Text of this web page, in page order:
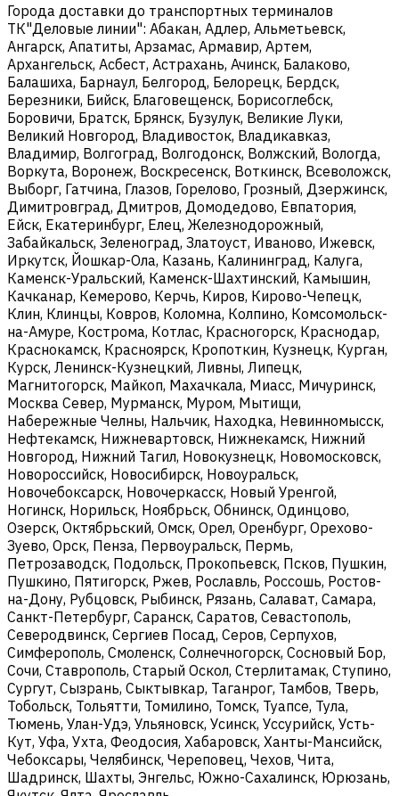
Города доставки до транспортных терминалов
ТК"Деловые линии": Абакан, Адлер, Альметьевск,
Ангарск, Апатиты, Арзамас, Армавир, Артем,
Архангельск, Асбест, Астрахань, Ачинск, Балаково,
Балашиха, Барнаул, Белгород, Белорецк, Бердск,
Березники, Бийск, Благовещенск, Борисоглебск,
Боровичи, Братск, Брянск, Бузулук, Великие Луки,
Великий Новгород, Владивосток, Владикавказ,
Владимир, Волгоград, Волгодонск, Волжский, Вологда,
Воркута, Воронеж, Воскресенск, Воткинск, Всеволожск,
Выборг, Гатчина, Глазов, Горелово, Грозный, Дзержинск,
Димитровград, Дмитров, Домодедово, Евпатория,
Ейск, Екатеринбург, Елец, Железнодорожный,
Забайкальск, Зеленоград, Златоуст, Иваново, Ижевск,
Иркутск, Йошкар-Ола, Казань, Калининград, Калуга,
Каменск-Уральский, Каменск-Шахтинский, Камышин,
Качканар, Кемерово, Керчь, Киров, Кирово-Чепецк,
Клин, Клинцы, Ковров, Коломна, Колпино, Комсомольск-
на-Амуре, Кострома, Котлас, Красногорск, Краснодар,
Краснокамск, Красноярск, Кропоткин, Кузнецк, Курган,
Курск, Ленинск-Кузнецкий, Ливны, Липецк,
Магнитогорск, Майкоп, Махачкала, Миасс, Мичуринск,
Москва Север, Мурманск, Муром, Мытищи,
Набережные Челны, Нальчик, Находка, Невинномысск,
Нефтекамск, Нижневартовск, Нижнекамск, Нижний
Новгород, Нижний Тагил, Новокузнецк, Новомосковск,
Новороссийск, Новосибирск, Новоуральск,
Новочебоксарск, Новочеркасск, Новый Уренгой,
Ногинск, Норильск, Ноябрьск, Обнинск, Одинцово,
Озерск, Октябрьский, Омск, Орел, Оренбург, Орехово-
Зуево, Орск, Пенза, Первоуральск, Пермь,
Петрозаводск, Подольск, Прокопьевск, Псков, Пушкин,
Пушкино, Пятигорск, Ржев, Рославль, Россошь, Ростов-
на-Дону, Рубцовск, Рыбинск, Рязань, Салават, Самара,
Санкт-Петербург, Саранск, Саратов, Севастополь,
Северодвинск, Сергиев Посад, Серов, Серпухов,
Симферополь, Смоленск, Солнечногорск, Сосновый Бор,
Сочи, Ставрополь, Старый Оскол, Стерлитамак, Ступино,
Сургут, Сызрань, Сыктывкар, Таганрог, Тамбов, Тверь,
Тобольск, Тольятти, Томилино, Томск, Туапсе, Тула,
Тюмень, Улан-Удэ, Ульяновск, Усинск, Уссурийск, Усть-
Кут, Уфа, Ухта, Феодосия, Хабаровск, Ханты-Мансийск,
Чебоксары, Челябинск, Череповец, Чехов, Чита,
Шадринск, Шахты, Энгельс, Южно-Сахалинск, Юрюзань,